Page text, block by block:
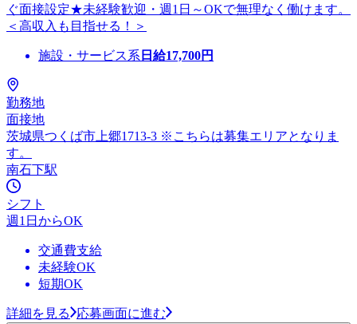
ぐ面接設定★未経験歓迎・週1日～OKで無理なく働けます。
＜高収入も目指せる！＞
施設・サービス系 日給17,700円
勤務地
面接地
茨城県つくば市上郷1713-3 ※こちらは募集エリアとなりま
す。
南石下駅
シフト
週1日からOK
交通費支給
未経験OK
短期OK
詳細を見る 応募画面に進む